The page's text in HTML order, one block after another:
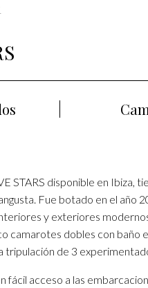
STARS disponible en Ibiza,
Fue botado en el año
y exteriores
camarotes dobles con baño
tripulación de 3
fácil acceso a las